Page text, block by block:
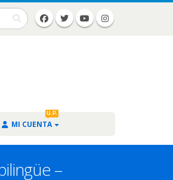
MI CUENTA
U.P.
–